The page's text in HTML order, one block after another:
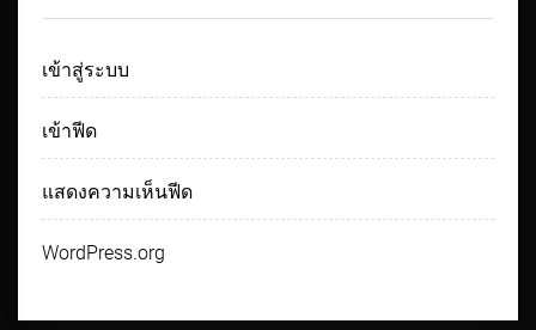
เข้าสู่ระบบ
เข้าฟีด
แสดงความเห็นฟีด
WordPress.org